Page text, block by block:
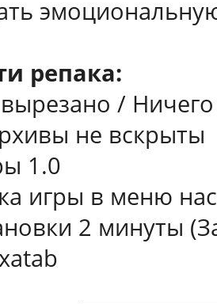
репака:
/
не вскрыты
1.0
игры в меню
2 минуты